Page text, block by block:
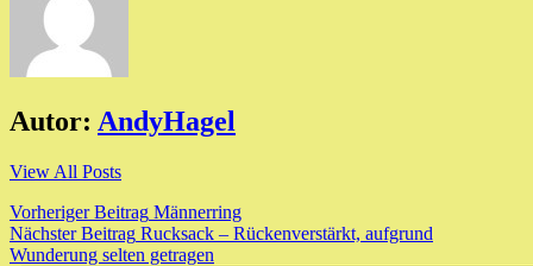
Autor: AndyHagel
View All Posts
Beitragsnavigation
Vorheriger Beitrag Männerring
Nächster Beitrag Rucksack – Rückenverstärkt, aufgrund
Wunderung selten getragen